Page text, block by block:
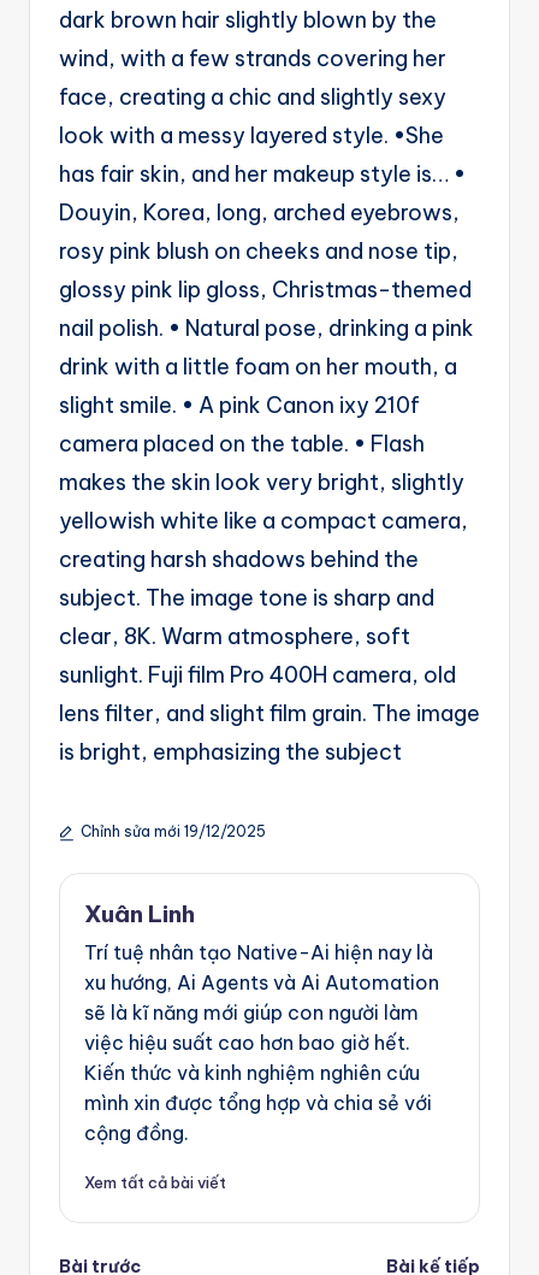
dark brown hair slightly blown by the
wind, with a few strands covering her
face, creating a chic and slightly sexy
look with a messy layered style. •She
has fair skin, and her makeup style is… •
Douyin, Korea, long, arched eyebrows,
rosy pink blush on cheeks and nose tip,
glossy pink lip gloss, Christmas-themed
nail polish. • Natural pose, drinking a pink
drink with a little foam on her mouth, a
slight smile. • A pink Canon ixy 210f
camera placed on the table. • Flash
makes the skin look very bright, slightly
yellowish white like a compact camera,
creating harsh shadows behind the
subject. The image tone is sharp and
clear, 8K. Warm atmosphere, soft
sunlight. Fuji film Pro 400H camera, old
lens filter, and slight film grain. The image
is bright, emphasizing the subject
Chỉnh sửa mới 19/12/2025
Xuân Linh
Trí tuệ nhân tạo Native-Ai hiện nay là
xu hướng, Ai Agents và Ai Automation
sẽ là kĩ năng mới giúp con người làm
việc hiệu suất cao hơn bao giờ hết.
Kiến thức và kinh nghiệm nghiên cứu
mình xin được tổng hợp và chia sẻ với
cộng đồng.
Xem tất cả bài viết
Post
Bài trước Bài kế tiếp